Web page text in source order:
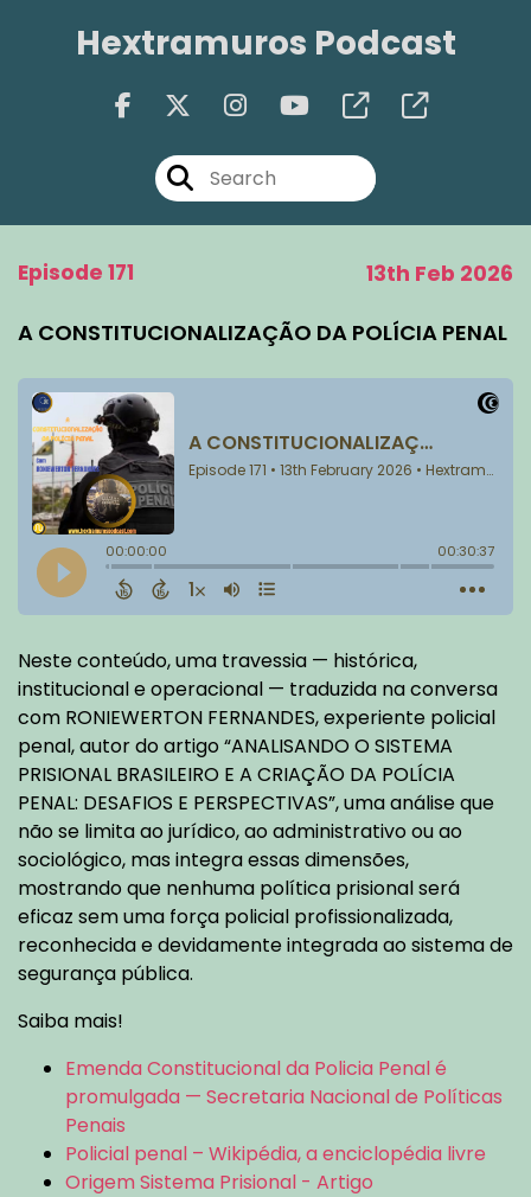
Hextramuros Podcast
Episode 171 13th Feb 2026
A CONSTITUCIONALIZAÇÃO DA POLÍCIA PENAL
Neste conteúdo, uma travessia — histórica,
institucional e operacional — traduzida na conversa
com RONIEWERTON FERNANDES, experiente policial
penal, autor do artigo “ANALISANDO O SISTEMA
PRISIONAL BRASILEIRO E A CRIAÇÃO DA POLÍCIA
PENAL: DESAFIOS E PERSPECTIVAS”, uma análise que
não se limita ao jurídico, ao administrativo ou ao
sociológico, mas integra essas dimensões,
mostrando que nenhuma política prisional será
eficaz sem uma força policial profissionalizada,
reconhecida e devidamente integrada ao sistema de
segurança pública.
Saiba mais!
Emenda Constitucional da Policia Penal é
promulgada — Secretaria Nacional de Políticas
Penais
Policial penal – Wikipédia, a enciclopédia livre
Origem Sistema Prisional - Artigo